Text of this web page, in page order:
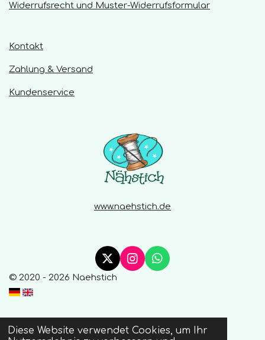
Diese Website verwendet Cookies, um Ihr
Widerrufsrecht und Muster-Widerrufsformular
Kontakt
Zahlung & Versand
Kundenservice
www.naehstich.de
X
I
n
g
r
W
h
A
p
© 2020 - 2026 Naehstich